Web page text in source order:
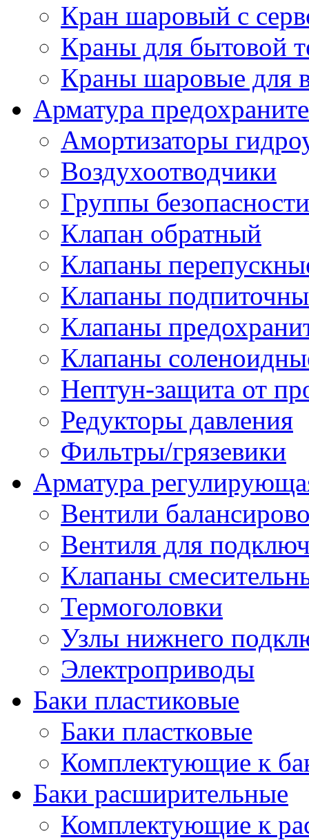
Кран шаровый с
Краны для бытовой
Краны шаровые для
Арматура
Амортизаторы
Воздухоотводчики
Группы безопасности
Клапан обратный
Клапаны
Клапаны
Клапаны
Клапаны
Нептун-защита от
Редукторы давления
Фильтры/грязевики
Арматура
Вентили
Вентиля для
Клапаны
Термоголовки
Узлы нижнего
Электроприводы
Баки пластиковые
Баки пластковые
Комплектующие к
Баки расширительные
Комплектующие к